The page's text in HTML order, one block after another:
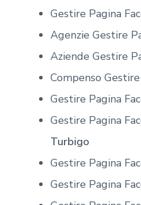
Gestire Pagina
Agenzie Gestire
Aziende Gestire
Compenso
Gestire Pagina
Gestire Pagina
Turbigo
Gestire Pagina
Gestire Pagina